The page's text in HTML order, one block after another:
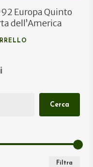
Europa Quinto
dell’America
Cerca
Filtra